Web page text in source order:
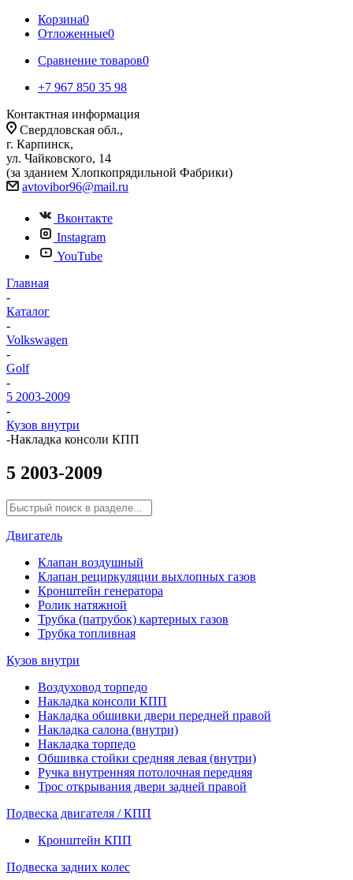
Корзина0
Отложенные0
Сравнение товаров0
+7 967 850 35 98
Контактная информация
Свердловская обл.,
г. Карпинск,
ул. Чайковского, 14
(за зданием Хлопкопрядильной Фабрики)
avtovibor96@mail.ru
Вконтакте
Instagram
YouTube
Главная
-
Каталог
-
Volkswagen
-
Golf
-
5 2003-2009
-
Кузов внутри
-Накладка консоли КПП
5 2003-2009
Двигатель
Клапан воздушный
Клапан рециркуляции выхлопных газов
Кронштейн генератора
Ролик натяжной
Трубка (патрубок) картерных газов
Трубка топливная
Кузов внутри
Воздуховод торпедо
Накладка консоли КПП
Накладка обшивки двери передней правой
Накладка салона (внутри)
Накладка торпедо
Обшивка стойки средняя левая (внутри)
Ручка внутренняя потолочная передняя
Трос открывания двери задней правой
Подвеска двигателя / КПП
Кронштейн КПП
Подвеска задних колес